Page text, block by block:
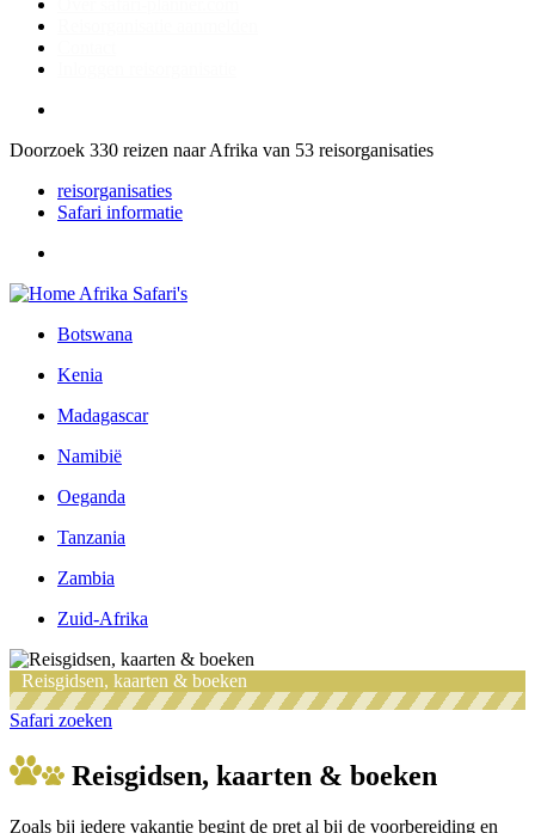
Doorzoek 330 reizen naar Afrika van 53 reisorganisaties
reisorganisaties
Safari informatie
Botswana
Kenia
Madagascar
Namibië
Oeganda
Tanzania
Zambia
Zuid-Afrika
Reisgidsen, kaarten & boeken
Safari zoeken
Reisgidsen, kaarten & boeken
Zoals bij iedere vakantie begint de pret al bij de voorbereiding en